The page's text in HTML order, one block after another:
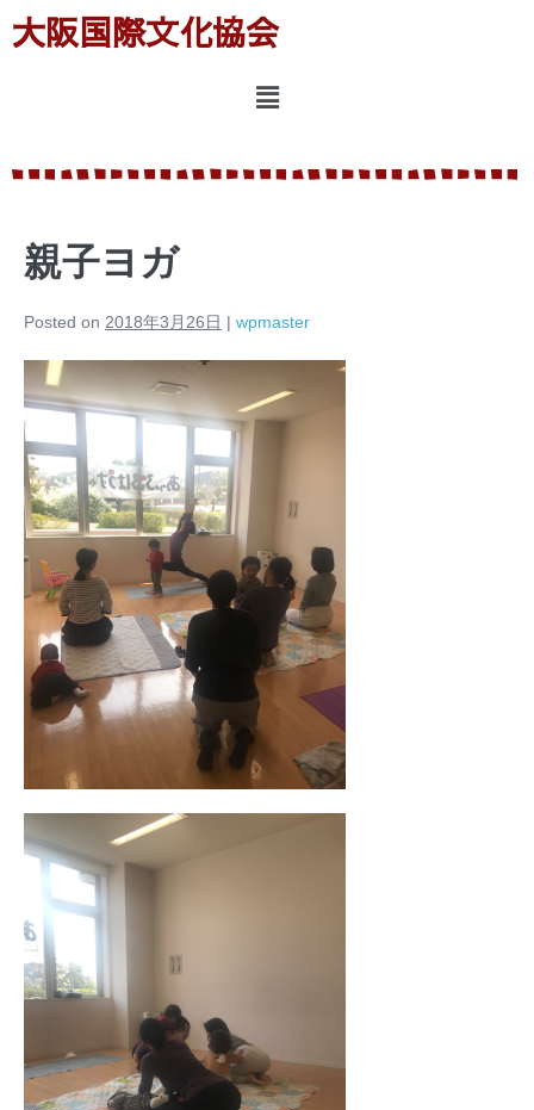
大阪国際文化協会
親子ヨガ
Posted on 2018年3月26日 | wpmaster